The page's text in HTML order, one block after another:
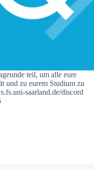
teil, um alle eure
und zu eurem Studium zu
saarland.de/discord